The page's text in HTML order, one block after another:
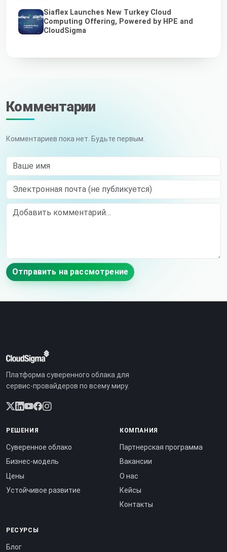
Siaflex Launches New Turkey Cloud
Computing Offering, Powered by HPE and
CloudSigma
Комментарии
Комментариев пока нет. Будьте первым.
Ваше имя
Электронная почта (не публикуется)
Comment
Отправить на рассмотрение
Платформа суверенного облака для
сервис-провайдеров по всему миру.
РЕШЕНИЯ
Суверенное облако
Бизнес-модель
Цены
Устойчивое развитие
КОМПАНИЯ
Партнерская программа
Вакансии
О нас
Кейсы
Контакты
РЕСУРСЫ
Блог